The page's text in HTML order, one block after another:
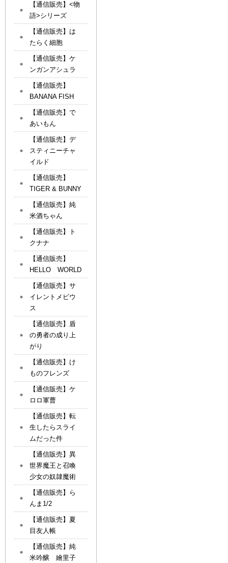
【通信販売】<物
語>シリーズ
【通信販売】は
たらく細胞
【通信販売】ケ
ンガンアシュラ
【通信販売】
BANANA FISH
【通信販売】で
あいもん
【通信販売】デ
スティニーチャ
イルド
【通信販売】
TIGER & BUNNY
【通信販売】純
米酒ちゃん
【通信販売】ト
クナナ
【通信販売】
HELLO WORLD
【通信販売】サ
イレントメビウ
ス
【通信販売】盾
の勇者の成り上
がり
【通信販売】け
ものフレンズ
【通信販売】ケ
ロロ軍曹
【通信販売】転
生したらスライ
ムだった件
【通信販売】異
世界魔王と召喚
少女の奴隷魔術
【通信販売】ら
んま1/2
【通信販売】夏
目友人帳
【通信販売】純
米吟醸 繪里子